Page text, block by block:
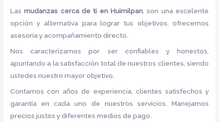
Lasmudanzas cerca de ti en Huimilpan , son una excelente
opción y alternativa para lograr tus objetivos, ofrecemos
asesoría y acompañamiento directo.
Nos caracterizamos por ser confiables y honestos,
apuntando a la satisfacción total de nuestros clientes, siendo
ustedes nuestro mayor objetivo.
Contamos con años de experiencia, clientes satisfechos y
garantía en cada uno de nuestros servicios. Manejamos
precios justos y diferentes medios de pago.